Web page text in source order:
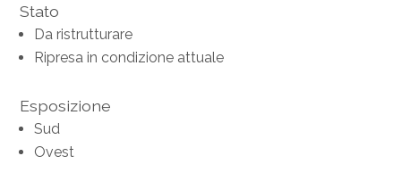
Stato
Da ristrutturare
Ripresa in condizione attuale
Esposizione
Sud
Ovest